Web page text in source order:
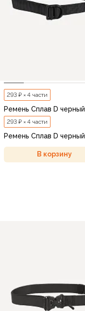
293 ₽ × 4 части
Ремень Сплав D черный
293 ₽ × 4 части
Ремень Сплав D черный
В корзину